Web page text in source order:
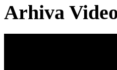
Arhiva